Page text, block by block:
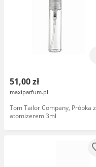
51,00 zł
maxiparfum.pl
Tom Tailor Company, Próbka z
atomizerem 3ml